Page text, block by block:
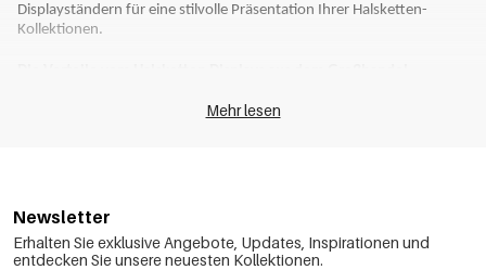
Displayständern für eine stilvolle Präsentation Ihrer Halsketten-
Kollektionen.
Schmuckhändler und Schmuckliebhaber gleichermaßen. So
potenzielle Kunden angezogen und zum Kauf inspiriert.
Daneben tragen Halsketten Displays aus dem Großhandel zur
Mehr lesen
Newsletter
Erhalten Sie exklusive Angebote, Updates, Inspirationen und
entdecken Sie unsere neuesten Kollektionen.